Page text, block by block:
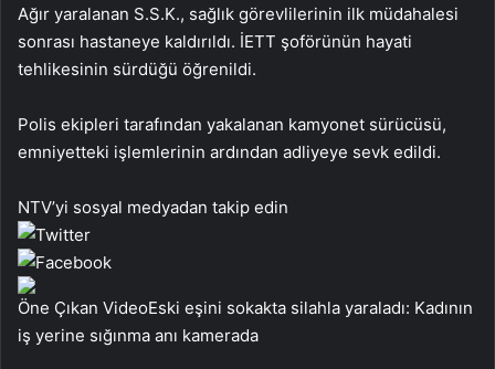
Ağır yaralanan S.S.K., sağlık görevlilerinin ilk müdahalesi
sonrası hastaneye kaldırıldı. İETT şoförünün hayati
tehlikesinin sürdüğü öğrenildi.
Polis ekipleri tarafından yakalanan kamyonet sürücüsü,
emniyetteki işlemlerinin ardından adliyeye sevk edildi.
NTV’yi sosyal medyadan takip edin
Öne Çıkan VideoEski eşini sokakta silahla yaraladı: Kadının
iş yerine sığınma anı kamerada